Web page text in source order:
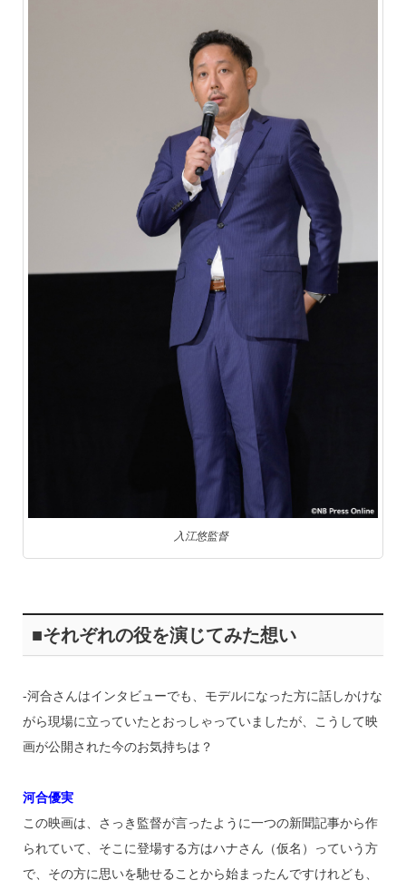
入江悠監督
■それぞれの役を演じてみた想い
‐河合さんはインタビューでも、モデルになった方に話しかけな
がら現場に立っていたとおっしゃっていましたが、こうして映
画が公開された今のお気持ちは？
河合優実
この映画は、さっき監督が言ったように一つの新聞記事から作
られていて、そこに登場する方はハナさん（仮名）っていう方
で、その方に思いを馳せることから始まったんですけれども、